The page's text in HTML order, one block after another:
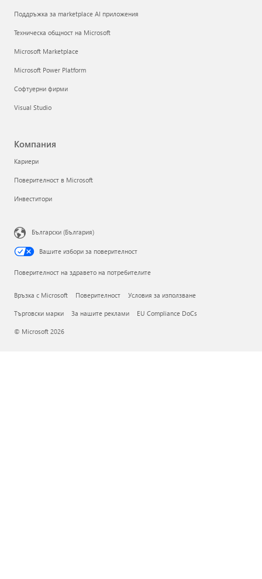
Поддръжка за marketplace AI приложения
Техническа общност на Microsoft
Microsoft Marketplace
Microsoft Power Platform
Софтуерни фирми
Visual Studio
Компания
Кариери
Поверителност в Microsoft
Инвеститори
Български (България)
Вашите избори за поверителност
Поверителност на здравето на потребителите
Връзка с Microsoft Поверителност Условия за използване
Търговски марки За нашите реклами EU Compliance DoCs
© Microsoft 2026